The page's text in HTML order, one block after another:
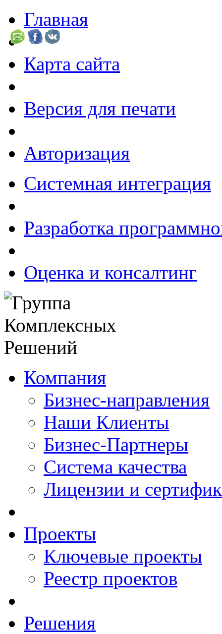
Главная
Карта сайта
Версия для печати
Авторизация
Системная интеграция
Разработка
Оценка и консалтинг
Компания
Бизнес-направления
Наши Клиенты
Бизнес-Партнеры
Система качества
Лицензии и
Проекты
Ключевые проекты
Реестр проектов
Решения